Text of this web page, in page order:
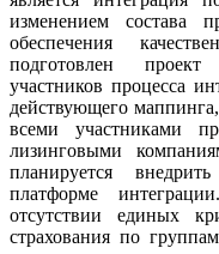
изменением состава
обеспечения
подготовлен проект
участников процесса
действующего
всеми участниками
лизинговыми
планируется
платформе
отсутствии единых
страхования по